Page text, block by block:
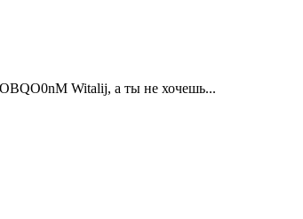
Witalij, а ты не хочешь...